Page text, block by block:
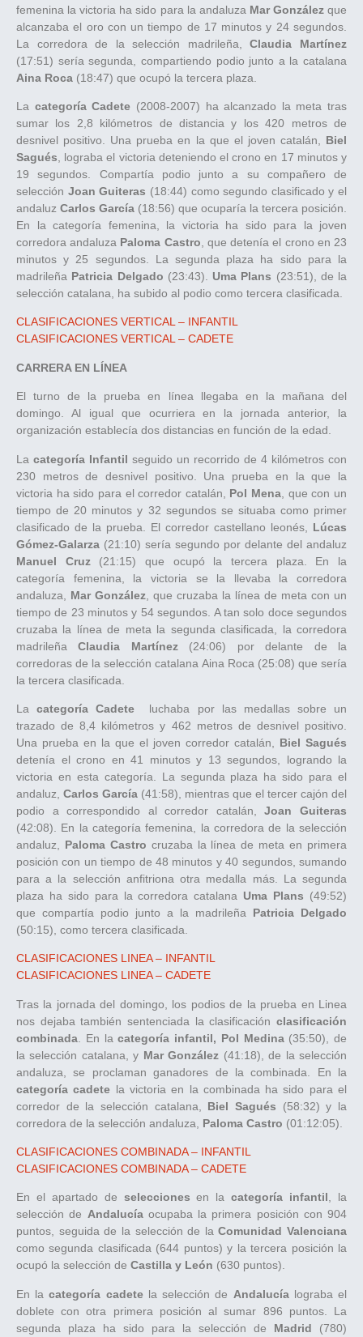
femenina la victoria ha sido para la andaluza Mar Gonzálezque
alcanzaba el oro con un tiempo de 17 minutos y 24 segundos.
La corredora de la selección madrileña,Claudia Martínez
(17:51) sería segunda, compartiendo podio junto a la catalana
Aina Roca (18:47) que ocupó la tercera plaza.
La categoría Cadete (2008-2007) ha alcanzado la meta tras
sumar los 2,8 kilómetros de distancia y los 420 metros de
desnivel positivo. Una prueba en la que el joven catalán, Biel
Sagués , lograba el victoria deteniendo el crono en 17 minutos y
19 segundos. Compartía podio junto a su compañero de
selección Joan Guiteras (18:44) como segundo clasificado y el
andaluz Carlos García (18:56) que ocuparía la tercera posición.
En la categoría femenina, la victoria ha sido para la joven
corredora andaluza Paloma Castro , que detenía el crono en 23
minutos y 25 segundos. La segunda plaza ha sido para la
madrileña Patricia Delgado (23:43). Uma Plans (23:51), de la
selección catalana, ha subido al podio como tercera clasificada.
CLASIFICACIONES VERTICAL – INFANTIL
CLASIFICACIONES VERTICAL – CADETE
CARRERA EN LÍNEA
El turno de la prueba en línea llegaba en la mañana del
domingo. Al igual que ocurriera en la jornada anterior, la
organización establecía dos distancias en función de la edad.
La categoría Infantil seguido un recorrido de 4 kilómetros con
230 metros de desnivel positivo. Una prueba en la que la
victoria ha sido para el corredor catalán, Pol Mena , que con un
tiempo de 20 minutos y 32 segundos se situaba como primer
clasificado de la prueba. El corredor castellano leonés, Lúcas
Gómez-Galarza (21:10) sería segundo por delante del andaluz
Manuel Cruz(21:15) que ocupó la tercera plaza. En la
categoría femenina, la victoria se la llevaba la corredora
andaluza, Mar González , que cruzaba la línea de meta con un
tiempo de 23 minutos y 54 segundos. A tan solo doce segundos
cruzaba la línea de meta la segunda clasificada, la corredora
madrileñaClaudia Martínez(24:06) por delante de la
corredoras de la selección catalana Aina Roca (25:08) que sería
la tercera clasificada.
Lacategoría Cadete luchaba por las medallas sobre un
trazado de 8,4 kilómetros y 462 metros de desnivel positivo.
Una prueba en la que el joven corredor catalán, Biel Sagués
detenía el crono en 41 minutos y 13 segundos, logrando la
victoria en esta categoría. La segunda plaza ha sido para el
andaluz, Carlos García (41:58), mientras que el tercer cajón del
podio a correspondido al corredor catalán,Joan Guiteras
(42:08). En la categoría femenina, la corredora de la selección
andaluz, Paloma Castro cruzaba la línea de meta en primera
posición con un tiempo de 48 minutos y 40 segundos, sumando
para a la selección anfitriona otra medalla más. La segunda
plaza ha sido para la corredora catalana Uma Plans (49:52)
que compartía podio junto a la madrileña Patricia Delgado
(50:15), como tercera clasificada.
CLASIFICACIONES LINEA – INFANTIL
CLASIFICACIONES LINEA – CADETE
Tras la jornada del domingo, los podios de la prueba en Linea
nos dejaba también sentenciada la clasificación clasificación
combinada . En lacategoría infantil, Pol Medina(35:50), de
la selección catalana, y Mar González (41:18), de la selección
andaluza, se proclaman ganadores de la combinada. En la
categoría cadete la victoria en la combinada ha sido para el
corredor de la selección catalana, Biel Sagués (58:32) y la
corredora de la selección andaluza, Paloma Castro (01:12:05).
CLASIFICACIONES COMBINADA – INFANTIL
CLASIFICACIONES COMBINADA – CADETE
En el apartado de selecciones en la categoría infantil, la
selección de Andalucíaocupaba la primera posición con 904
puntos, seguida de la selección de laComunidad Valenciana
como segunda clasificada (644 puntos) y la tercera posición la
ocupó la selección de Castilla y León (630 puntos).
En lacategoría cadetela selección de Andalucíalograba el
doblete con otra primera posición al sumar 896 puntos. La
segunda plaza ha sido para la selección de Madrid (780)